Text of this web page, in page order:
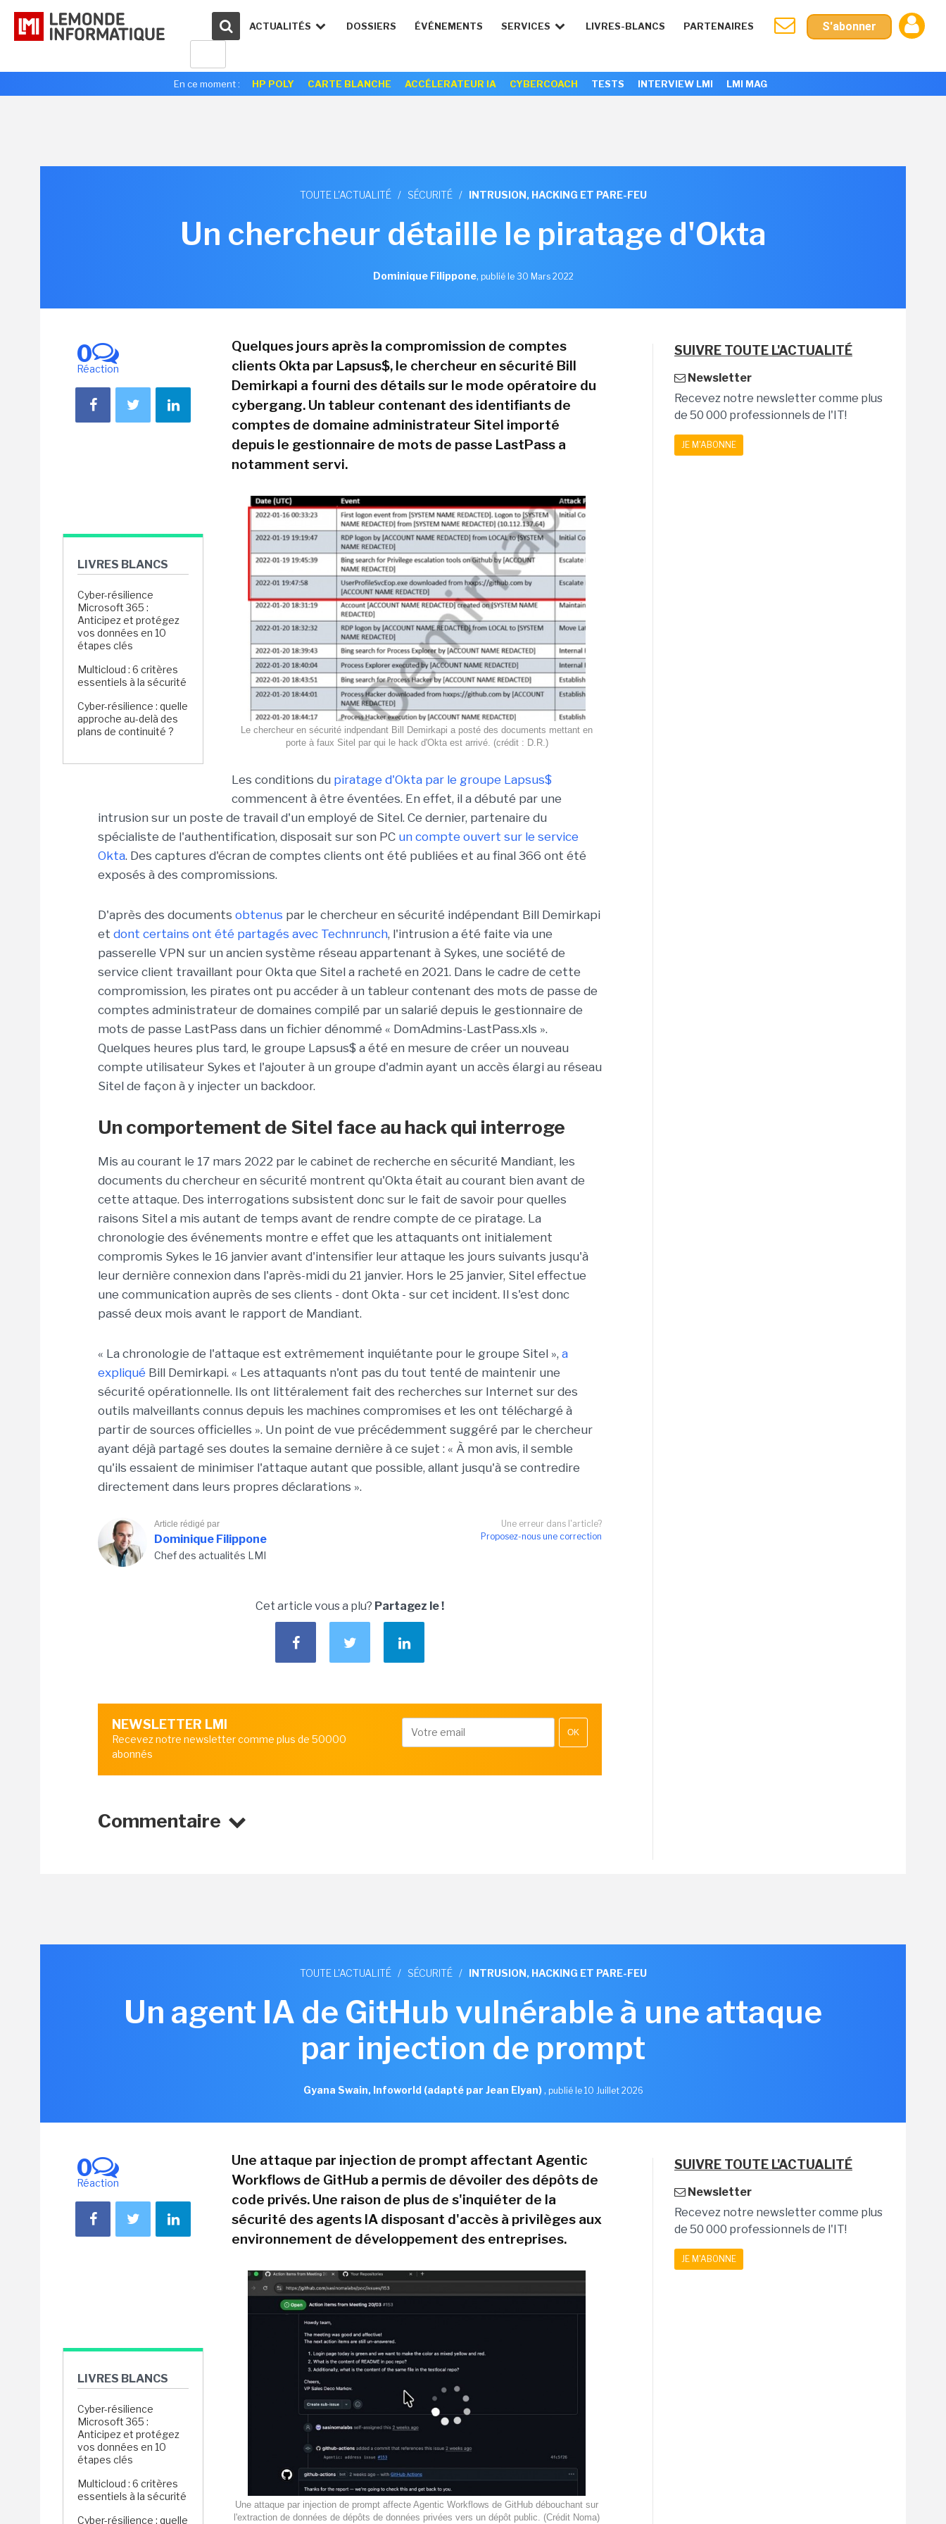
ACTUALITÉS DOSSIERS ÉVÉNEMENTS SERVICES LIVRES-BLANCS PARTENAIRES S'abonner
En ce moment : HP POLY CARTE BLANCHE ACCÉLERATEUR IA CYBERCOACH TESTS INTERVIEW LMI LMI MAG
TOUTE L'ACTUALITÉ / SÉCURITÉ / INTRUSION, HACKING ET PARE-FEU
Un chercheur détaille le piratage d'Okta
Dominique Filippone, publié le 30 Mars 2022
0
Réaction
LIVRES BLANCS
Cyber-résilience
Microsoft 365 :
Anticipez et protégez
vos données en 10
étapes clés
Multicloud : 6 critères
essentiels à la sécurité
Cyber-résilience : quelle
approche au-delà des
plans de continuité ?
Quelques jours après la compromission de comptes
clients Okta par Lapsus$, le chercheur en sécurité Bill
Demirkapi a fourni des détails sur le mode opératoire du
cybergang. Un tableur contenant des identifiants de
comptes de domaine administrateur Sitel importé
depuis le gestionnaire de mots de passe LastPass a
notamment servi.
Le chercheur en sécurité indpendant Bill Demirkapi a posté des documents mettant en
porte à faux Sitel par qui le hack d'Okta est arrivé. (crédit : D.R.)
Les conditions du piratage d'Okta par le groupe Lapsus$
commencent à être éventées. En effet, il a débuté par une
intrusion sur un poste de travail d'un employé de Sitel. Ce dernier, partenaire du
spécialiste de l'authentification, disposait sur son PC un compte ouvert sur le service
Okta. Des captures d'écran de comptes clients ont été publiées et au final 366 ont été
exposés à des compromissions.
D'après des documents obtenus par le chercheur en sécurité indépendant Bill Demirkapi
et dont certains ont été partagés avec Technrunch, l'intrusion a été faite via une
passerelle VPN sur un ancien système réseau appartenant à Sykes, une société de
service client travaillant pour Okta que Sitel a racheté en 2021. Dans le cadre de cette
compromission, les pirates ont pu accéder à un tableur contenant des mots de passe de
comptes administrateur de domaines compilé par un salarié depuis le gestionnaire de
mots de passe LastPass dans un fichier dénommé « DomAdmins-LastPass.xls ».
Quelques heures plus tard, le groupe Lapsus$ a été en mesure de créer un nouveau
compte utilisateur Sykes et l'ajouter à un groupe d'admin ayant un accès élargi au réseau
Sitel de façon à y injecter un backdoor.
Un comportement de Sitel face au hack qui interroge
Mis au courant le 17 mars 2022 par le cabinet de recherche en sécurité Mandiant, les
documents du chercheur en sécurité montrent qu'Okta était au courant bien avant de
cette attaque. Des interrogations subsistent donc sur le fait de savoir pour quelles
raisons Sitel a mis autant de temps avant de rendre compte de ce piratage. La
chronologie des événements montre e effet que les attaquants ont initialement
compromis Sykes le 16 janvier avant d'intensifier leur attaque les jours suivants jusqu'à
leur dernière connexion dans l'après-midi du 21 janvier. Hors le 25 janvier, Sitel effectue
une communication auprès de ses clients - dont Okta - sur cet incident. Il s'est donc
passé deux mois avant le rapport de Mandiant.
« La chronologie de l'attaque est extrêmement inquiétante pour le groupe Sitel », a
expliqué Bill Demirkapi. « Les attaquants n'ont pas du tout tenté de maintenir une
sécurité opérationnelle. Ils ont littéralement fait des recherches sur Internet sur des
outils malveillants connus depuis les machines compromises et les ont téléchargé à
partir de sources officielles ». Un point de vue précédemment suggéré par le chercheur
ayant déjà partagé ses doutes la semaine dernière à ce sujet : « À mon avis, il semble
qu'ils essaient de minimiser l'attaque autant que possible, allant jusqu'à se contredire
directement dans leurs propres déclarations ».
Une erreur dans l'article?
Proposez-nous une correction
Article rédigé par
Dominique Filippone
Chef des actualités LMI
Cet article vous a plu? Partagez le !
NEWSLETTER LMI
Recevez notre newsletter comme plus de 50000
abonnés
OK
Commentaire
SUIVRE TOUTE L'ACTUALITÉ
Newsletter
Recevez notre newsletter comme plus
de 50 000 professionnels de l'IT!
JE M'ABONNE
TOUTE L'ACTUALITÉ / SÉCURITÉ / INTRUSION, HACKING ET PARE-FEU
Un agent IA de GitHub vulnérable à une attaque
par injection de prompt
Gyana Swain, Infoworld (adapté par Jean Elyan), publié le 10 Juillet 2026
0
Réaction
LIVRES BLANCS
Cyber-résilience
Microsoft 365 :
Anticipez et protégez
vos données en 10
étapes clés
Multicloud : 6 critères
essentiels à la sécurité
Cyber-résilience : quelle
Une attaque par injection de prompt affectant Agentic
Workflows de GitHub a permis de dévoiler des dépôts de
code privés. Une raison de plus de s'inquiéter de la
sécurité des agents IA disposant d'accès à privilèges aux
environnement de développement des entreprises.
Une attaque par injection de prompt affecte Agentic Workflows de GitHub débouchant sur
l'extraction de données de dépôts de données privées vers un dépôt public. (Crédit Noma)
SUIVRE TOUTE L'ACTUALITÉ
Newsletter
Recevez notre newsletter comme plus
de 50 000 professionnels de l'IT!
JE M'ABONNE